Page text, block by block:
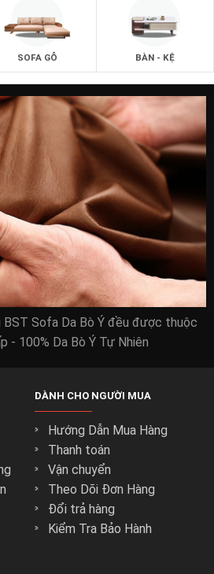
SOFA GỖ BÀN - KỆ
Sofa Da Bò Ý đều được thuộc
- 100% Da Bò Ý Tự Nhiên
DÀNH CHO NGƯỜI MUA
Hướng Dẫn Mua Hàng
Thanh toán
Vận chuyển
Theo Dõi Đơn Hàng
Đổi trả hàng
Kiểm Tra Bảo Hành